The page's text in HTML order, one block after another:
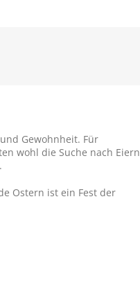
Gewohnheit. Für
wohl die Suche nach Eiern
Ostern ist ein Fest der